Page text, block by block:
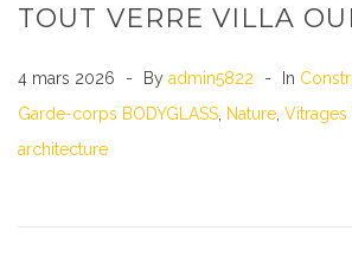
TOUT VERRE VILLA
4 mars 2026 By admin5822 In
Garde-corps BODYGLASS Nature Vitrages
architecture